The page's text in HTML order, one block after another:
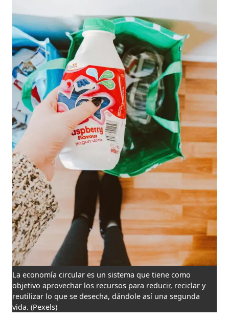
La economía circular es un sistema que tiene como
objetivo aprovechar los recursos para reducir, reciclar y
reutilizar lo que se desecha, dándole así una segunda
vida. (Pexels)